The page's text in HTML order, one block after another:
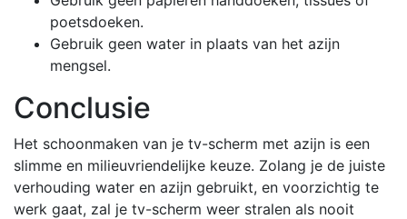
poetsdoeken.
Gebruik geen water in plaats van het azijn
mengsel.
Conclusie
Het schoonmaken van je tv-scherm met azijn is een
slimme en milieuvriendelijke keuze. Zolang je de juiste
verhouding water en azijn gebruikt, en voorzichtig te
werk gaat, zal je tv-scherm weer stralen als nooit